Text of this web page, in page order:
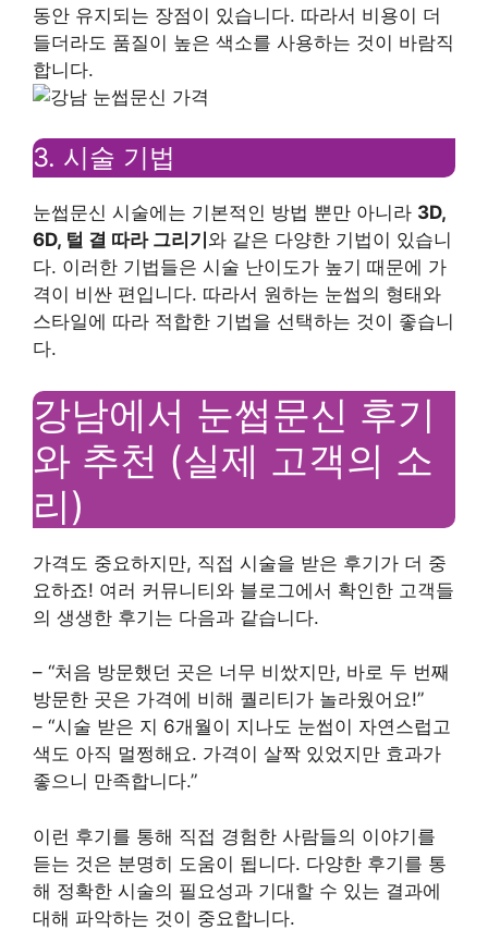
동안 유지되는 장점이 있습니다. 따라서 비용이 더
들더라도 품질이 높은 색소를 사용하는 것이 바람직
합니다.
3. 시술 기법
눈썹문신 시술에는 기본적인 방법 뿐만 아니라 3D,
6D, 털 결 따라 그리기 와 같은 다양한 기법이 있습니
다. 이러한 기법들은 시술 난이도가 높기 때문에 가
격이 비싼 편입니다. 따라서 원하는 눈썹의 형태와
스타일에 따라 적합한 기법을 선택하는 것이 좋습니
다.
강남에서 눈썹문신 후기
와 추천 (실제 고객의 소
리)
가격도 중요하지만, 직접 시술을 받은 후기가 더 중
요하죠! 여러 커뮤니티와 블로그에서 확인한 고객들
의 생생한 후기는 다음과 같습니다.
– “처음 방문했던 곳은 너무 비쌌지만, 바로 두 번째
방문한 곳은 가격에 비해 퀄리티가 놀라웠어요!”
– “시술 받은 지 6개월이 지나도 눈썹이 자연스럽고
색도 아직 멀쩡해요. 가격이 살짝 있었지만 효과가
좋으니 만족합니다.”
이런 후기를 통해 직접 경험한 사람들의 이야기를
듣는 것은 분명히 도움이 됩니다. 다양한 후기를 통
해 정확한 시술의 필요성과 기대할 수 있는 결과에
대해 파악하는 것이 중요합니다.